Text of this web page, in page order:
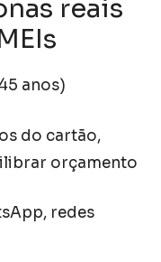
reais
anos)
do cartão,
orçamento
redes